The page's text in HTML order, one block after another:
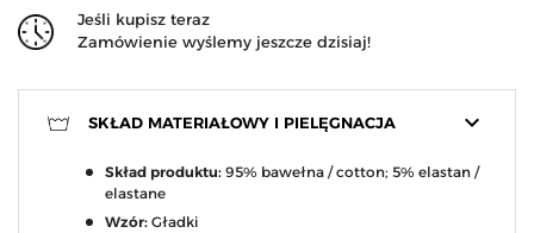
Jeśli kupisz teraz
Zamówienie wyślemy jeszcze dzisiaj!
keyboard_arrow_down
SKŁAD MATERIAŁOWY I PIELĘGNACJA
Skład produktu: 95% bawełna / cotton; 5% elastan /
elastane
Wzór: Gładki